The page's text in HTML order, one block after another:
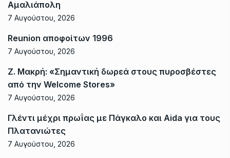
Αμαλιάπολη
7 Αυγούστου, 2026
Reunion αποφοίτων 1996
7 Αυγούστου, 2026
Ζ. Μακρή: «Σημαντική δωρεά στους πυροσβέστες
από την Welcome Stores»
7 Αυγούστου, 2026
Γλέντι μέχρι πρωΐας με Πάγκαλο και Aida για τους
Πλατανιώτες
7 Αυγούστου, 2026